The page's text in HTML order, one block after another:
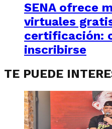
SENA ofrece
virtuales
certificación:
inscribirse
TE PUEDE